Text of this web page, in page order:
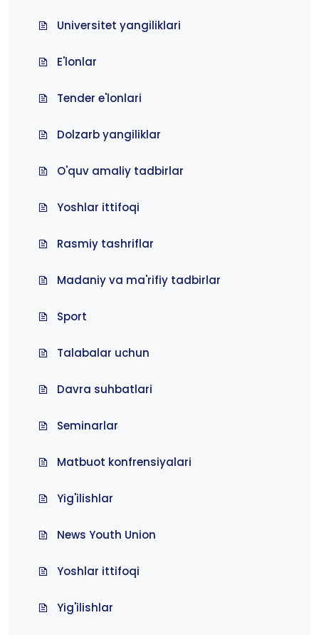
Universitet yangiliklari
E'lonlar
Tender e'lonlari
Dolzarb yangiliklar
O'quv amaliy tadbirlar
Yoshlar ittifoqi
Rasmiy tashriflar
Madaniy va ma'rifiy tadbirlar
Sport
Talabalar uchun
Davra suhbatlari
Seminarlar
Matbuot konfrensiyalari
Yig'ilishlar
News Youth Union
Yoshlar ittifoqi
Yig'ilishlar